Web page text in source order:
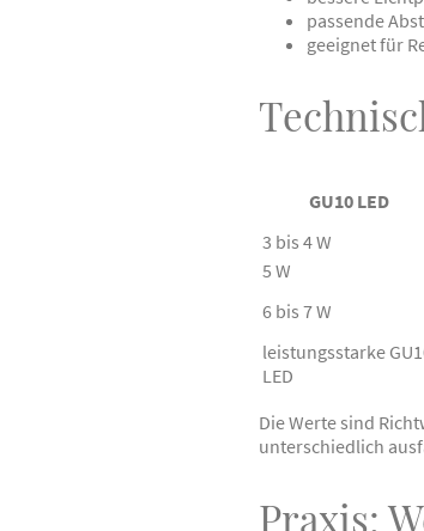
passende
geeignet für
GU10 LED
3 bis 4 W
5 W
6 bis 7 W
leistungsstarke
LED
Die Werte sind
unterschiedlich
Praxis: